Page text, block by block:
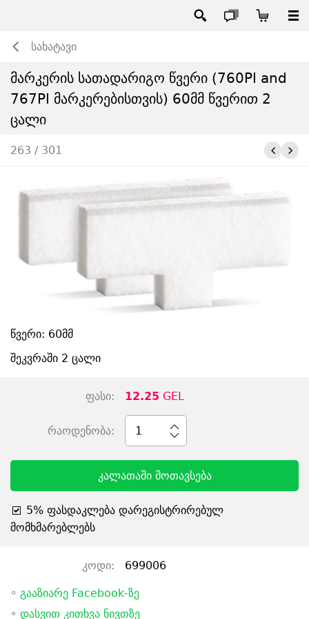
სახატავი
მარკერის სათადარიგო წვერი (760PI and
767PI მარკერებისთვის) 60მმ წვერით 2
ცალი
263 / 301
წვერი: 60მმ
შეკვრაში 2 ცალი
ფასი: 12.25 GEL
რაოდენობა: 1
კალათაში მოთავსება
5% ფასდაკლება დარეგისტრირებულ
მომხმარებლებს
კოდი: 699006
◦ გააზიარე Facebook-ზე
◦ დასვით კითხვა ნივთზე